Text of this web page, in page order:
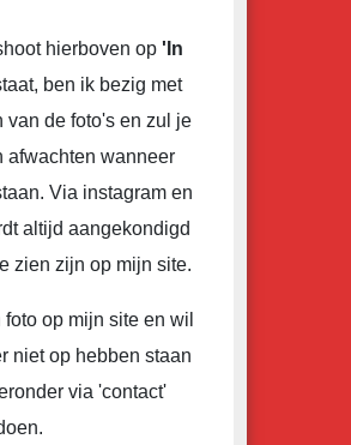
hierboven op 'In
ben ik bezig met
van de foto's en zul je
afwachten wanneer
Via instagram en
altijd aangekondigd
zien zijn op mijn site.
op mijn site en wil
niet op hebben staan
via 'contact'